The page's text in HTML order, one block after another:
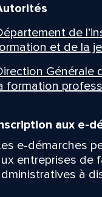
de
et de la
Générale
formation
aux e-
e-démarches
entreprises de
à